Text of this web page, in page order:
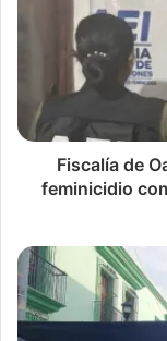
Fiscalía de
feminicidio